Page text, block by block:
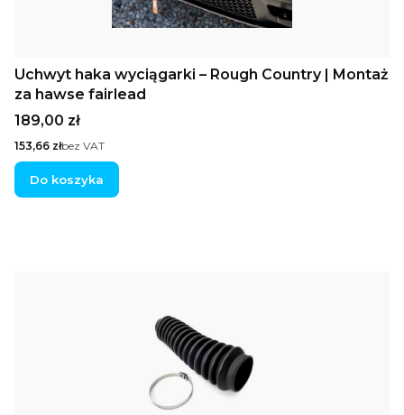
Uchwyt haka wyciągarki – Rough Country | Montaż
za hawse fairlead
Cena
189,00 zł
Cena
153,66 złbez VAT
Do koszyka